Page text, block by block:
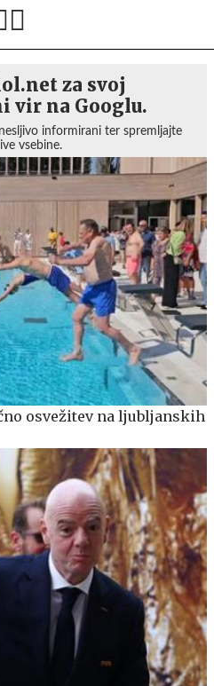
za svoj
vir na Googlu.
informirani ter spremljajte
vsebine.
osvežitev na ljubljanskih